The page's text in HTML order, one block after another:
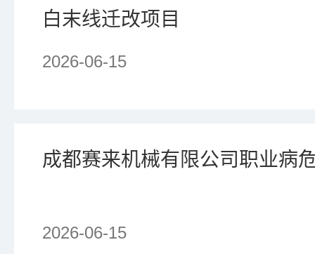
白末线迁改项目
2026-06-15
成都赛来机械有限公司职业病
2026-06-15